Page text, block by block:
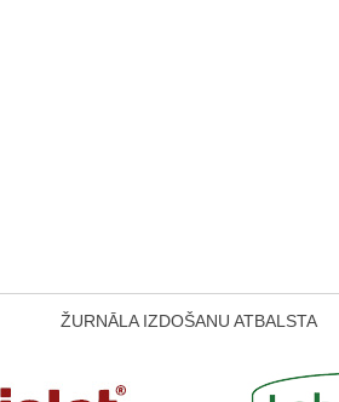
ŽURNĀLA IZDOŠANU ATBALSTA